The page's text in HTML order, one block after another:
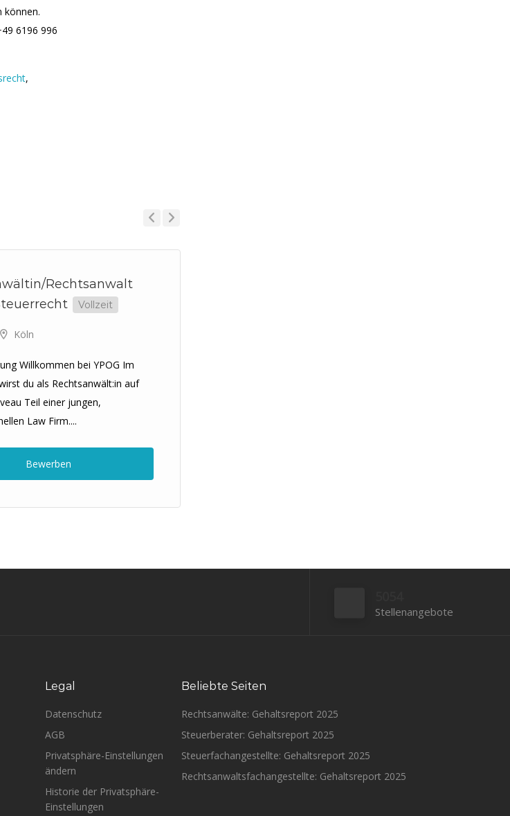
können.
6196 996
,
Rechtsanwalt
Vollzeit
Köln
Willkommen bei YPOG Im
du als Rechtsanwält:in auf
Teil einer jungen,
Law Firm....
Bewerben
Stellenangebote
Legal
Datenschutz
AGB
Privatsphäre-Einstellungen
ändern
Historie der Privatsphäre-
Einstellungen
Beliebte Seiten
Rechtsanwälte: Gehaltsreport 2025
Steuerberater: Gehaltsreport 2025
Steuerfachangestellte: Gehaltsreport 2025
Rechtsanwaltsfachangestellte: Gehaltsreport 2025